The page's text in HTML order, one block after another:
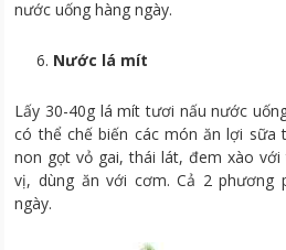
nước uống hàng ngày.
Nước lá mít
Lấy 30-40g lá mít tươi nấu nước
có thể chế biến các món ăn lợi
non gọt vỏ gai, thái lát, đem xào
vị, dùng ăn với cơm. Cả 2 phương
ngày.